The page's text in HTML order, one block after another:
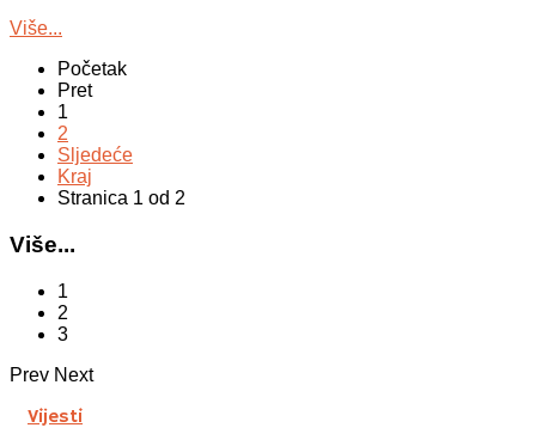
Više...
Početak
Pret
1
2
Sljedeće
Kraj
Stranica 1 od 2
Više...
1
2
3
Prev Next
Vijesti